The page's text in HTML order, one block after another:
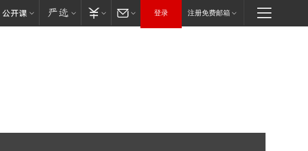
登录 注册免费邮箱